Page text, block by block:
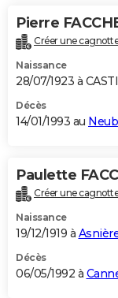
Pierre
Créer une
Naissance
28/07/1923 à
Décès
14/01/1993 au
Paulette
Créer une
Naissance
19/12/1919 à
Décès
06/05/1992 à